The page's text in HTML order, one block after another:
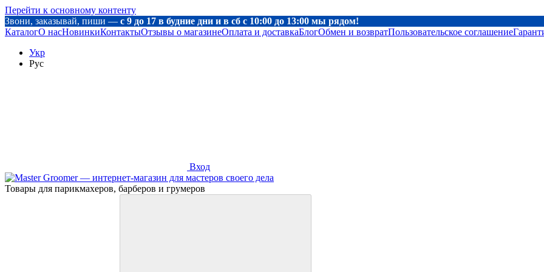
Перейти к основному контенту
Звони, заказывай, пиши — с 9 до 17 в будние дни и в сб с 10:00 до 13:00 мы рядом!
КаталогО насНовинкиКонтактыОтзывы о магазинеОплата и доставкаБлогОбмен и возвратПользовательское соглашение
Укр
Рус
Вход
Товары для парикмахеров, барберов и грумеров